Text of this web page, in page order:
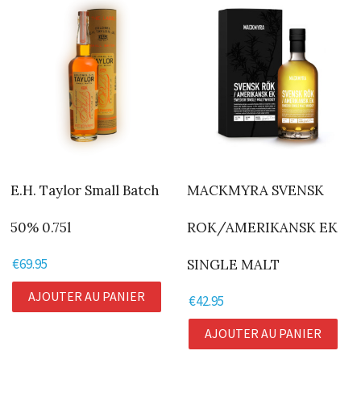
E.H. Taylor Small Batch
50% 0.75l
€69.95
AJOUTER AU PANIER
MACKMYRA SVENSK
ROK/AMERIKANSK EK
SINGLE MALT
€42.95
AJOUTER AU PANIER